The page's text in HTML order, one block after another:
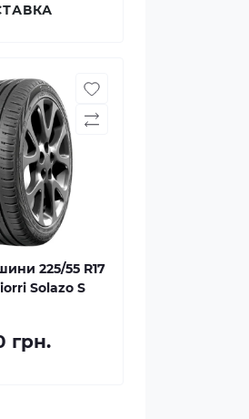
225/55 R17
Solazo S
грн.